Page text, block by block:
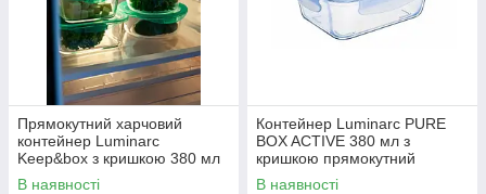
Прямокутний харчовий
контейнер Luminarc
Keep&box з кришкою 380 мл
(P5519)
В наявності
Контейнер Luminarc PURE
BOX ACTIVE 380 мл з
кришкою прямокутний
(P3546)
В наявності